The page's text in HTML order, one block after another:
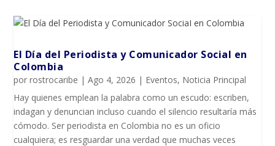
El Día del Periodista y Comunicador SociaI en
Colombia
porrostrocaribe |Ago 4, 2026 | Eventos, Noticia Principal
Hay quienes emplean la palabra como un escudo: escriben,
indagan y denuncian incluso cuando el silencio resultaría más
cómodo. Ser periodista en Colombia no es un oficio
cualquiera; es resguardar una verdad que muchas veces